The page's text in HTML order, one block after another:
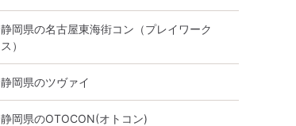
静岡県の名古屋東海街コン（プレイワーク
ス）
静岡県のツヴァイ
静岡県のOTOCON(オトコン)